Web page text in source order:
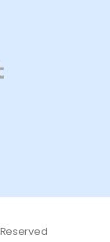
Reserved